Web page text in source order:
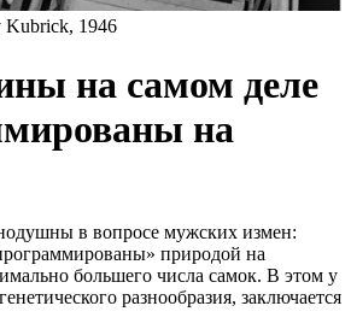
Kubrick, 1946
на самом деле
на
в вопросе мужских измен:
природой на
большего числа самок. В этом у
разнообразия, заключается